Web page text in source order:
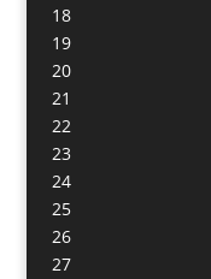
18
19
20
21
22
23
24
25
26
27